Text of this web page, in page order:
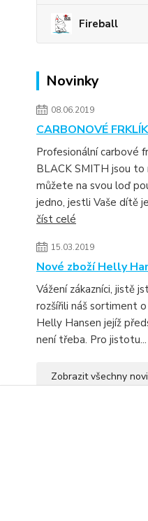
Fireball
Novinky
08.06.2019
CARBONOVÉ
Profesionální carbové
BLACK SMITH jsou to
můžete na svou loď
jedno, jestli Vaše dítě
číst celé
15.03.2019
Nové zboží Helly
Vážení zákazníci, jistě
rozšířili náš sortiment
Helly Hansen jejíž
není třeba. Pro jistotu...
Zobrazit všechny